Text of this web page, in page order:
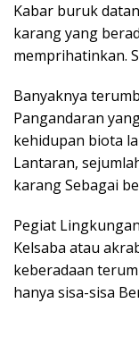
Kabar buruk
karang yang
memprihatinkan.
Banyaknya
Pangandaran
kehidupan biota
Lantaran,
karang Sebagai
Pegiat
Kelsaba atau
keberadaan
hanya sisa-sisa